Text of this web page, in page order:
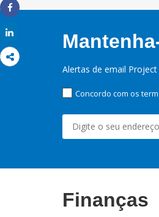
Share
Alertas de email
Concordo com os
Finanças